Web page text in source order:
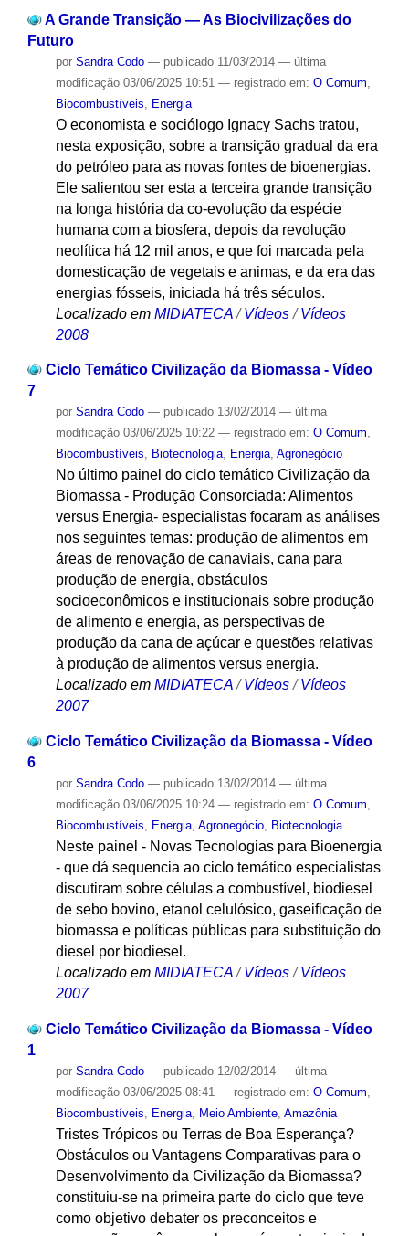
A Grande Transição — As Biocivilizações do
Futuro
por Sandra Codo — publicado11/03/2014 — última
modificação03/06/2025 10:51 — registrado em: O Comum
Biocombustíveis
Energia
O economista e sociólogo Ignacy Sachs tratou,
nesta exposição, sobre a transição gradual da era
do petróleo para as novas fontes de bioenergias.
Ele salientou ser esta a terceira grande transição
na longa história da co-evolução da espécie
humana com a biosfera, depois da revolução
neolítica há 12 mil anos, e que foi marcada pela
domesticação de vegetais e animas, e da era das
energias fósseis, iniciada há três séculos.
Localizado em MIDIATECA /Vídeos /Vídeos
2008
Ciclo Temático Civilização da Biomassa - Vídeo
7
por Sandra Codo — publicado13/02/2014 — última
modificação03/06/2025 10:22 — registrado em: O Comum,
Biocombustíveis, Biotecnologia, Energia, Agronegócio
No último painel do ciclo temático Civilização da
Biomassa - Produção Consorciada: Alimentos
versus Energia- especialistas focaram as análises
nos seguintes temas: produção de alimentos em
áreas de renovação de canaviais, cana para
produção de energia, obstáculos
socioeconômicos e institucionais sobre produção
de alimento e energia, as perspectivas de
produção da cana de açúcar e questões relativas
à produção de alimentos versus energia.
Localizado em MIDIATECA /Vídeos /Vídeos
2007
Ciclo Temático Civilização da Biomassa - Vídeo
6
por Sandra Codo — publicado13/02/2014 — última
modificação03/06/2025 10:24 — registrado em: O Comum,
Biocombustíveis, Energia, Agronegócio, Biotecnologia
Neste painel - Novas Tecnologias para Bioenergia
- que dá sequencia ao ciclo temático especialistas
discutiram sobre células a combustível, biodiesel
de sebo bovino, etanol celulósico, gaseificação de
biomassa e políticas públicas para substituição do
diesel por biodiesel.
Localizado em MIDIATECA /Vídeos /Vídeos
2007
Ciclo Temático Civilização da Biomassa - Vídeo
1
por Sandra Codo — publicado12/02/2014 — última
modificação03/06/2025 08:41 — registrado em: O Comum
Biocombustíveis
Energia, Meio Ambiente, Amazônia
Tristes Trópicos ou Terras de Boa Esperança?
Obstáculos ou Vantagens Comparativas para o
Desenvolvimento da Civilização da Biomassa?
constituiu-se na primeira parte do ciclo que teve
como objetivo debater os preconceitos e